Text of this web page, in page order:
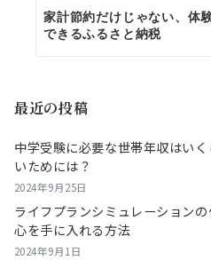
家計節約だけじゃない、体
できるふるさと納税
最近の投稿
中学受験に必要な世帯年収はい
いためには？
2024年9月25日
ライフプランシミュレーション
心を手に入れる方法
2024年9月1日